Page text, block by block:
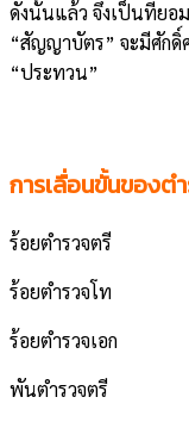
ดังนั้นแล้ว จึงเป็นที่ยอ
“สัญญาบัตร” จะมีศักดิ์
“ประทวน”
การเลื่อนขั้นของ
ร้อยตำรวจตรี
ร้อยตำรวจโท
ร้อยตำรวจเอก
พันตำรวจตรี